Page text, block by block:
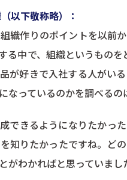
以下敬称略）：
織作りのポイントを以前
る中で、組織というもの
が好きで入社する人がい
なっているのかを調べる
できるようになりたかっ
知りたかったですね。ど
がわかればと思っていまし